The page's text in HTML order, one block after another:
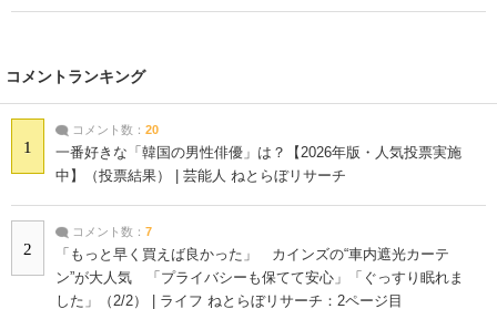
コメントランキング
1
コメント数： 20
一番好きな「韓国の男性俳優」は？【2026年版・人気投票実施
中】（投票結果） | 芸能人 ねとらぼリサーチ
2
コメント数： 7
「もっと早く買えば良かった」 カインズの“車内遮光カーテ
ン”が大人気 「プライバシーも保てて安心」「ぐっすり眠れま
した」（2/2） | ライフ ねとらぼリサーチ：2ページ目